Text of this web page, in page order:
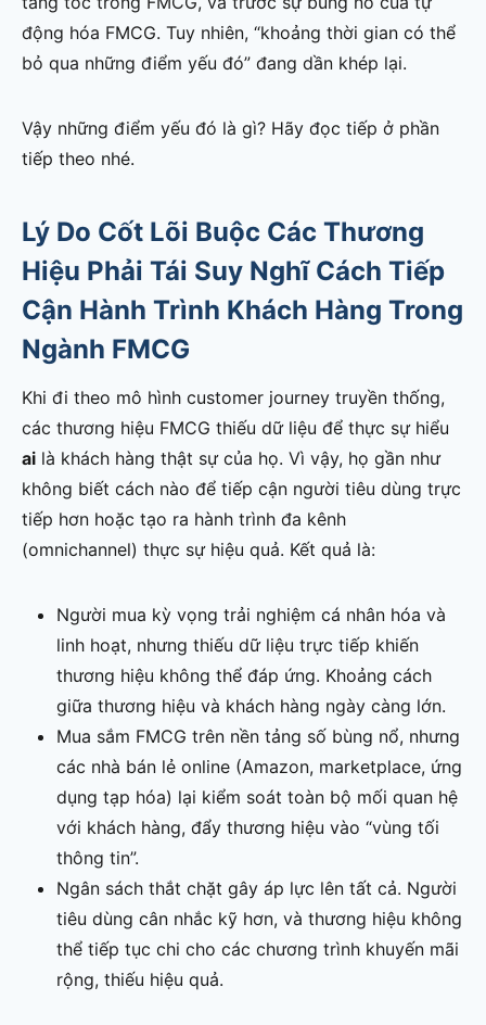
động hóa FMCG. Tuy nhiên, “khoảng thời gian có thể
bỏ qua những điểm yếu đó” đang dần khép lại.
Vậy những điểm yếu đó là gì? Hãy đọc tiếp ở phần
tiếp theo nhé.
Lý Do Cốt Lõi Buộc Các Thương
Hiệu Phải Tái Suy Nghĩ Cách Tiếp
Cận Hành Trình Khách Hàng Trong
Ngành FMCG
Khi đi theo mô hình customer journey truyền thống,
các thương hiệu FMCG thiếu dữ liệu để thực sự hiểu
ai là khách hàng thật sự của họ. Vì vậy, họ gần như
không biết cách nào để tiếp cận người tiêu dùng trực
tiếp hơn hoặc tạo ra hành trình đa kênh
(omnichannel) thực sự hiệu quả. Kết quả là:
Người mua kỳ vọng trải nghiệm cá nhân hóa và
linh hoạt, nhưng thiếu dữ liệu trực tiếp khiến
thương hiệu không thể đáp ứng. Khoảng cách
giữa thương hiệu và khách hàng ngày càng lớn.
Mua sắm FMCG trên nền tảng số bùng nổ, nhưng
các nhà bán lẻ online (Amazon, marketplace, ứng
dụng tạp hóa) lại kiểm soát toàn bộ mối quan hệ
với khách hàng, đẩy thương hiệu vào “vùng tối
thông tin”.
Ngân sách thắt chặt gây áp lực lên tất cả. Người
tiêu dùng cân nhắc kỹ hơn, và thương hiệu không
thể tiếp tục chi cho các chương trình khuyến mãi
rộng, thiếu hiệu quả.